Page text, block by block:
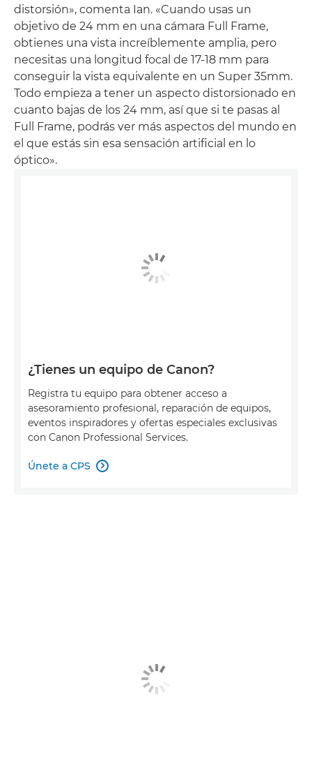
distorsión», comenta Ian. «Cuando usas un
objetivo de 24 mm en una cámara Full Frame,
obtienes una vista increíblemente amplia, pero
necesitas una longitud focal de 17-18 mm para
conseguir la vista equivalente en un Super 35mm.
Todo empieza a tener un aspecto distorsionado en
cuanto bajas de los 24 mm, así que si te pasas al
Full Frame, podrás ver más aspectos del mundo en
el que estás sin esa sensación artificial en lo
óptico».
¿Tienes un equipo de Canon?
Registra tu equipo para obtener acceso a
asesoramiento profesional, reparación de equipos,
eventos inspiradores y ofertas especiales exclusivas
con Canon Professional Services.
Únete a CPS 